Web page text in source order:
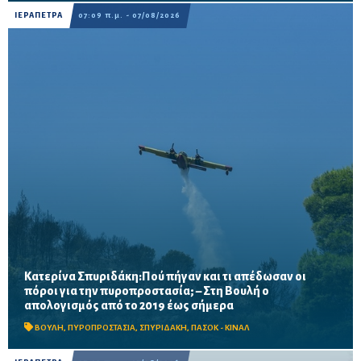
ΙΕΡΑΠΕΤΡΑ 07:09 π.μ. - 07/08/2026
Κατερίνα Σπυριδάκη:Πού πήγαν και τι απέδωσαν οι
πόροι για την πυροπροστασία; – Στη Βουλή ο
απολογισμός από το 2019 έως σήμερα
ΒΟΥΛΗ, ΠΥΡΟΠΡΟΣΤΑΣΙΑ, ΣΠΥΡΙΔΑΚΗ, ΠΑΣΟΚ - ΚΙΝΑΛ
Το ΠΑΣΟΚ ζητά πλήρη απολογισμό των χρηματοδοτήσεων από
το 2019, στοιχεία για τα προγράμματα «ΑΙΓΙΣ» και AntiNero,
καθώς και απαντήσεις για προσωπικό, οχήματα, ε...